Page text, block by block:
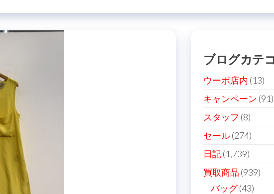
ブログカテ
ウーボ店内 (13)
キャンペーン (91)
スタッフ (8)
セール(274)
日記(1,739)
買取商品 (939)
バッグ(43)